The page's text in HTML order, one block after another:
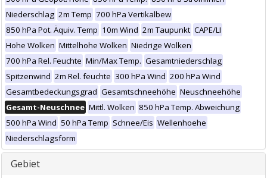
Niederschlag 2m Temp 700 hPa Vertikalbew
850 hPa Pot. Äquiv. Temp 10m Wind 2m Taupunkt CAPE/LI
Hohe Wolken Mittelhohe Wolken Niedrige Wolken
700 hPa Rel. Feuchte Min/Max Temp. Gesamtniederschlag
Spitzenwind 2m Rel. feuchte 300 hPa Wind 200 hPa Wind
Gesamtbedeckungsgrad Gesamtschneehöhe Neuschneehöhe
Gesamt-Neuschnee Mittl. Wolken 850 hPa Temp. Abweichung
500 hPa Wind 50 hPa Temp Schnee/Eis Wellenhoehe
Niederschlagsform
Gebiet